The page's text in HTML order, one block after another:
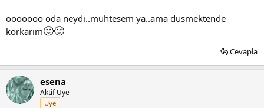
ooooooo oda neydı..muhtesem ya..ama dusmektende
korkarım🙂🙂
Cevapla
esena
Aktif Üye
Üye